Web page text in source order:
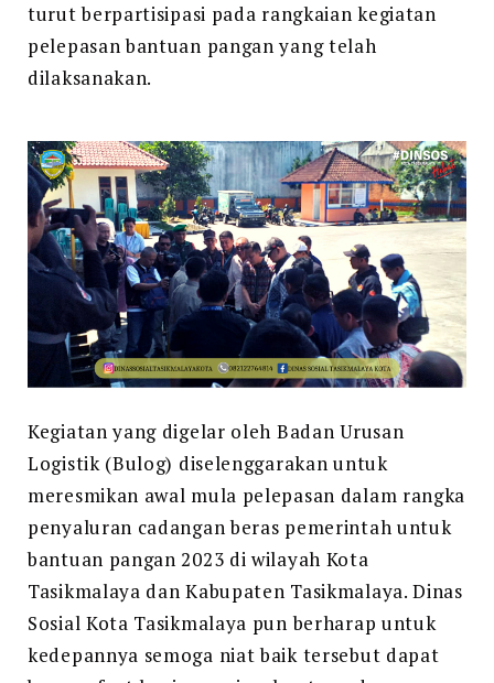
turut berpartisipasi pada rangkaian kegiatan
pelepasan bantuan pangan yang telah
dilaksanakan.
Kegiatan yang digelar oleh Badan Urusan
Logistik (Bulog) diselenggarakan untuk
meresmikan awal mula pelepasan dalam rangka
penyaluran cadangan beras pemerintah untuk
bantuan pangan 2023 di wilayah Kota
Tasikmalaya dan Kabupaten Tasikmalaya. Dinas
Sosial Kota Tasikmalaya pun berharap untuk
kedepannya semoga niat baik tersebut dapat